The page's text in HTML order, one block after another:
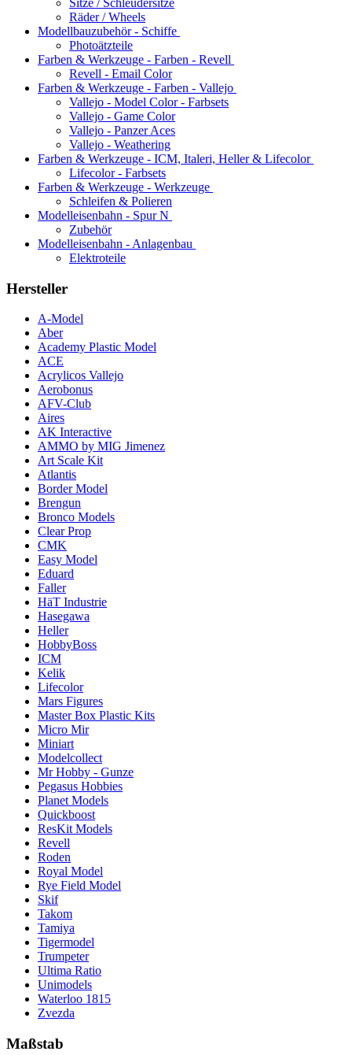
Räder / Wheels
Modellbauzubehör - Schiffe
Photoätzteile
Farben & Werkzeuge - Farben - Revell
Revell - Email Color
Farben & Werkzeuge - Farben - Vallejo
Vallejo - Model Color - Farbsets
Vallejo - Game Color
Vallejo - Panzer Aces
Vallejo - Weathering
Farben & Werkzeuge - ICM, Italeri, Heller & Lifecolor
Lifecolor - Farbsets
Farben & Werkzeuge - Werkzeuge
Schleifen & Polieren
Modelleisenbahn - Spur N
Zubehör
Modelleisenbahn - Anlagenbau
Elektroteile
Hersteller
A-Model
Aber
Academy Plastic Model
ACE
Acrylicos Vallejo
Aerobonus
AFV-Club
Aires
AK Interactive
AMMO by MIG Jimenez
Art Scale Kit
Atlantis
Border Model
Brengun
Bronco Models
Clear Prop
CMK
Easy Model
Eduard
Faller
HäT Industrie
Hasegawa
Heller
HobbyBoss
ICM
Kelik
Lifecolor
Mars Figures
Master Box Plastic Kits
Micro Mir
Miniart
Modelcollect
Mr Hobby - Gunze
Pegasus Hobbies
Planet Models
Quickboost
ResKit Models
Revell
Roden
Royal Model
Rye Field Model
Skif
Takom
Tamiya
Tigermodel
Trumpeter
Ultima Ratio
Unimodels
Waterloo 1815
Zvezda
Maßstab